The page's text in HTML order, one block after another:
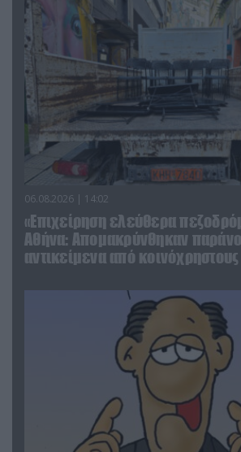
06.08.2026 | 14:02
«Επιχείρηση ελεύθερα
Αθήνα: Απομακρύνθηκαν
αντικείμενα από